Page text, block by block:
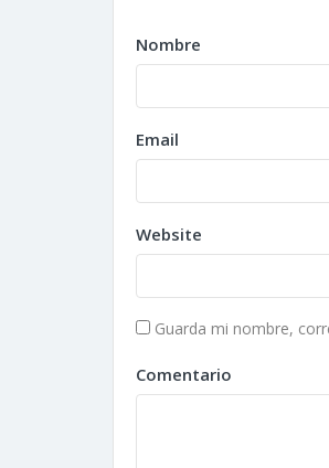
Nombre
Email
Website
Guarda mi nombre,
Comentario